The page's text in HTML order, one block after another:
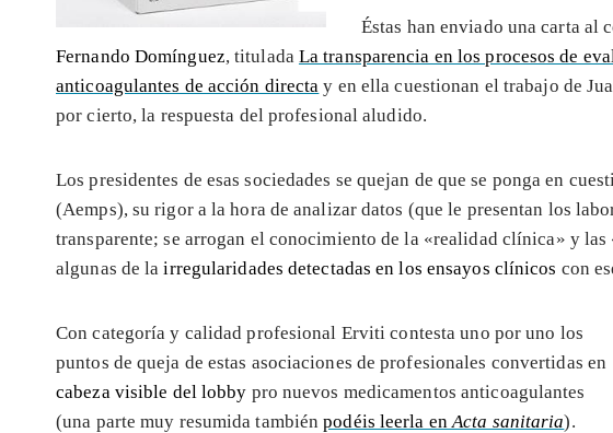
Éstas han enviado una carta al
Fernando Domínguez, titulada La transparencia en los procesos de
anticoagulantes de acción directa y en ella cuestionan el trabajo de
por cierto, la respuesta del profesional aludido.
Los presidentes de esas sociedades se quejan de que se ponga en
(Aemps), su rigor a la hora de analizar datos (que le presentan los
transparente; se arrogan el conocimiento de la «realidad clínica» y
algunas de lairregularidades detectadas en los ensayos clínicos con
Con categoría y calidad profesional Erviti contesta uno por uno los
puntos de queja de estas asociaciones de profesionales convertidas en
cabeza visible del lobby pro nuevos medicamentos anticoagulantes
(una parte muy resumida tambiénpodéis leerla enActa sanitaria).